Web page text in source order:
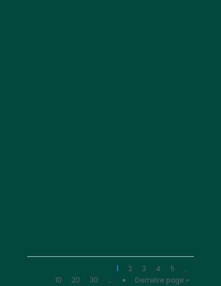
1 2 3 4 5
…
10
20 30 … » Dernière page »